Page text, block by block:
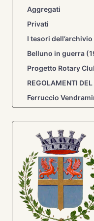
Aggregati
Privati
I tesori dell’archivio
Belluno in guerra
Progetto Rotary
REGOLAMENTI
Ferruccio